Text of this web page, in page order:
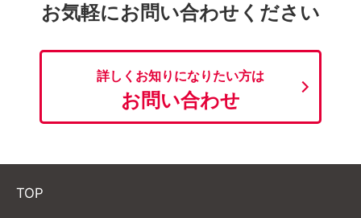
お気軽にお問い合わせください
詳しくお知りになりたい方は
お問い合わせ
TOP